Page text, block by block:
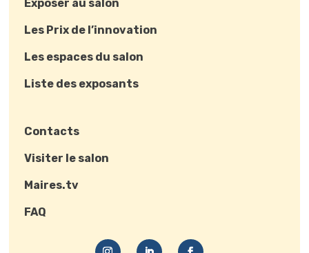
Exposer au salon
Les Prix de l’innovation
Les espaces du salon
Liste des exposants
Contacts
Visiter le salon
Maires.tv
FAQ